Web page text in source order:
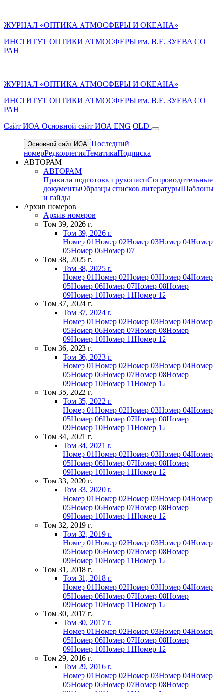
ЖУРНАЛ «ОПТИКА АТМОСФЕРЫ И ОКЕАНА»
ИНСТИТУТ ОПТИКИ АТМОСФЕРЫ им. В.Е. ЗУЕВА СО
РАН
ЖУРНАЛ «ОПТИКА АТМОСФЕРЫ И ОКЕАНА»
ИНСТИТУТ ОПТИКИ АТМОСФЕРЫ им. В.Е. ЗУЕВА СО
РАН
Cайт ИОА Основной сайт ИОА ENG OLD
Основной сайт ИОА Последний
номерРедколлегияТематикаПодписка
АВТОРАМ
АВТОРАМ
Правила подготовки рукописиСопроводительные
документыОбразцы списков литературыШаблоны
и гайды
Архив номеров
Архив номеров
Том 39, 2026 г.
Том 39, 2026 г.
Номер 01Номер 02Номер 03Номер 04Номер
05Номер 06Номер 07
Том 38, 2025 г.
Том 38, 2025 г.
Номер 01Номер 02Номер 03Номер 04Номер
05Номер 06Номер 07Номер 08Номер
09Номер 10Номер 11Номер 12
Том 37, 2024 г.
Том 37, 2024 г.
Номер 01Номер 02Номер 03Номер 04Номер
05Номер 06Номер 07Номер 08Номер
09Номер 10Номер 11Номер 12
Том 36, 2023 г.
Том 36, 2023 г.
Номер 01Номер 02Номер 03Номер 04Номер
05Номер 06Номер 07Номер 08Номер
09Номер 10Номер 11Номер 12
Том 35, 2022 г.
Том 35, 2022 г.
Номер 01Номер 02Номер 03Номер 04Номер
05Номер 06Номер 07Номер 08Номер
09Номер 10Номер 11Номер 12
Том 34, 2021 г.
Том 34, 2021 г.
Номер 01Номер 02Номер 03Номер 04Номер
05Номер 06Номер 07Номер 08Номер
09Номер 10Номер 11Номер 12
Том 33, 2020 г.
Том 33, 2020 г.
Номер 01Номер 02Номер 03Номер 04Номер
05Номер 06Номер 07Номер 08Номер
09Номер 10Номер 11Номер 12
Том 32, 2019 г.
Том 32, 2019 г.
Номер 01Номер 02Номер 03Номер 04Номер
05Номер 06Номер 07Номер 08Номер
09Номер 10Номер 11Номер 12
Том 31, 2018 г.
Том 31, 2018 г.
Номер 01Номер 02Номер 03Номер 04Номер
05Номер 06Номер 07Номер 08Номер
09Номер 10Номер 11Номер 12
Том 30, 2017 г.
Том 30, 2017 г.
Номер 01Номер 02Номер 03Номер 04Номер
05Номер 06Номер 07Номер 08Номер
09Номер 10Номер 11Номер 12
Том 29, 2016 г.
Том 29, 2016 г.
Номер 01Номер 02Номер 03Номер 04Номер
05Номер 06Номер 07Номер 08Номер